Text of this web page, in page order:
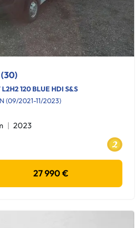
120 BLUE HDI S&S
(09/2021-11/2023)
2023
27 990 €